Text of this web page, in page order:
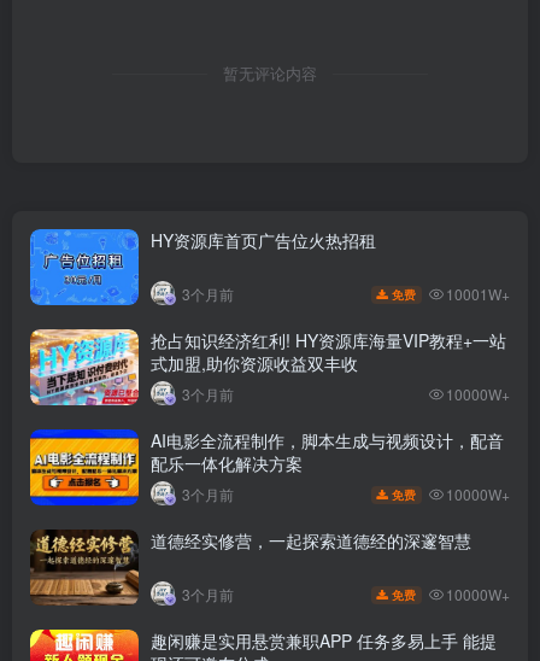
暂无评论内容
HY资源库首页广告位火热招租
3个月前 免费 10001W+
抢占知识经济红利! HY资源库海量VIP教程+一站
式加盟,助你资源收益双丰收
3个月前 10000W+
AI电影全流程制作，脚本生成与视频设计，配音
配乐一体化解决方案
3个月前 免费 10000W+
道德经实修营，一起探索道德经的深邃智慧
3个月前 免费 10000W+
趣闲赚是实用悬赏兼职APP 任务多易上手 能提